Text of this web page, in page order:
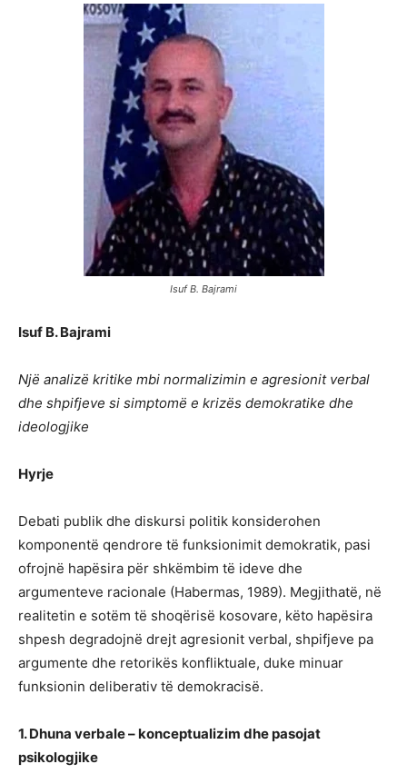
Isuf B. Bajrami
Isuf B. Bajrami
Një analizë kritike mbi normalizimin e agresionit verbal
dhe shpifjeve si simptomë e krizës demokratike dhe
ideologjike
Hyrje
Debati publik dhe diskursi politik konsiderohen
komponentë qendrore të funksionimit demokratik, pasi
ofrojnë hapësira për shkëmbim të ideve dhe
argumenteve racionale (Habermas, 1989). Megjithatë, në
realitetin e sotëm të shoqërisë kosovare, këto hapësira
shpesh degradojnë drejt agresionit verbal, shpifjeve pa
argumente dhe retorikës konfliktuale, duke minuar
funksionin deliberativ të demokracisë.
1. Dhuna verbale – konceptualizim dhe pasojat
psikologjike